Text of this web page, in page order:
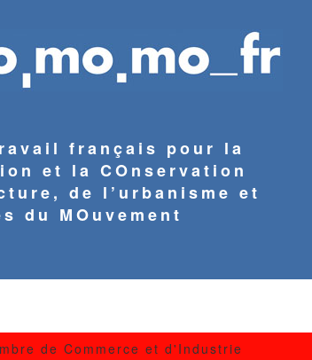
français pour la
et la COnservation
de l’urbanisme et
du MOuvement
de Commerce et d'Industrie